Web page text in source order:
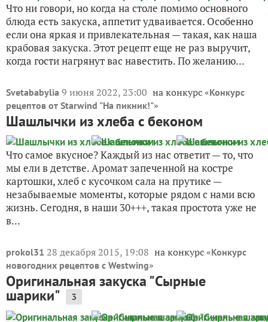
Что ни говори, но когда на столе помимо основного
блюда есть закуска, аппетит удваивается. Особенно
если она яркая и привлекательная — такая, как наша
крабовая закуска. Этот рецепт еще не раз выручит,
когда гости нагрянут вас навестить. По желанию...
Svetababylia 9 июня 2022, 23:00 на конкурс «Конкурс
рецептов от Starwind "На пикник!"»
Шашлычки из хлеба с беконом
Что самое вкусное? Каждый из нас ответит — то, что
мы ели в детстве. Аромат запеченной на костре
картошки, хлеб с кусочком сала на прутике —
незабываемые моменты, которые рядом с нами всю
жизнь. Сегодня, в наши 30+++, такая простота уже не
в...
prokol31 28 декабря 2015, 19:08 на конкурс «Конкурс
новогодних рецептов с Westwing»
Оригинальная закуска "Сырные
шарики" 3